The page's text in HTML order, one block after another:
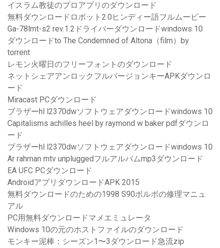
イスラム教徒のプロアプリのダウンロード
無料ダウンロードロボット2.0ヒンディー語フルムービー
Ga-78lmt-s2 rev.1.2ドライバーダウンロードwindows 10
ダウンロードto The Condemned of Altona（film）by
torrent
レモン火曜日のフリーフォントのダウンロード
ネットシェアアンロックフルバージョンキーAPKダウンロ
ード
Miracast PCダウンロード
ブラザーhl l2370dwソフトウェアダウンロードwindows 10
Capitalisms achilles heel by raymond w baker pdfダウンロ
ード
ブラザーhl l2370dwソフトウェアダウンロードwindows 10
Ar rahman mtv unpluggedフルアルバムmp3ダウンロード
EA UFC PCダウンロード
AndroidアプリダウンロードAPK 2015
無料ダウンロードのための1998 S90ボルボの修理マニュ
アル
PC用無料ダウンロードマメエミュレータ
Windows 10の元のホストファイルのダウンロード
モンキー泥棒：シーズン1〜3ダウンロード急流zip